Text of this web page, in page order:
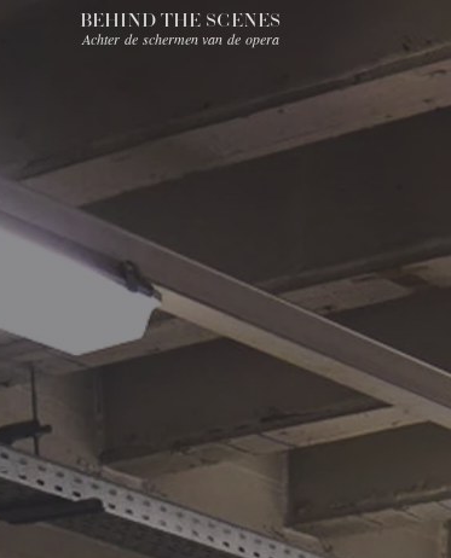
BEHIND THE SCENES
Achter de schermen van de opera